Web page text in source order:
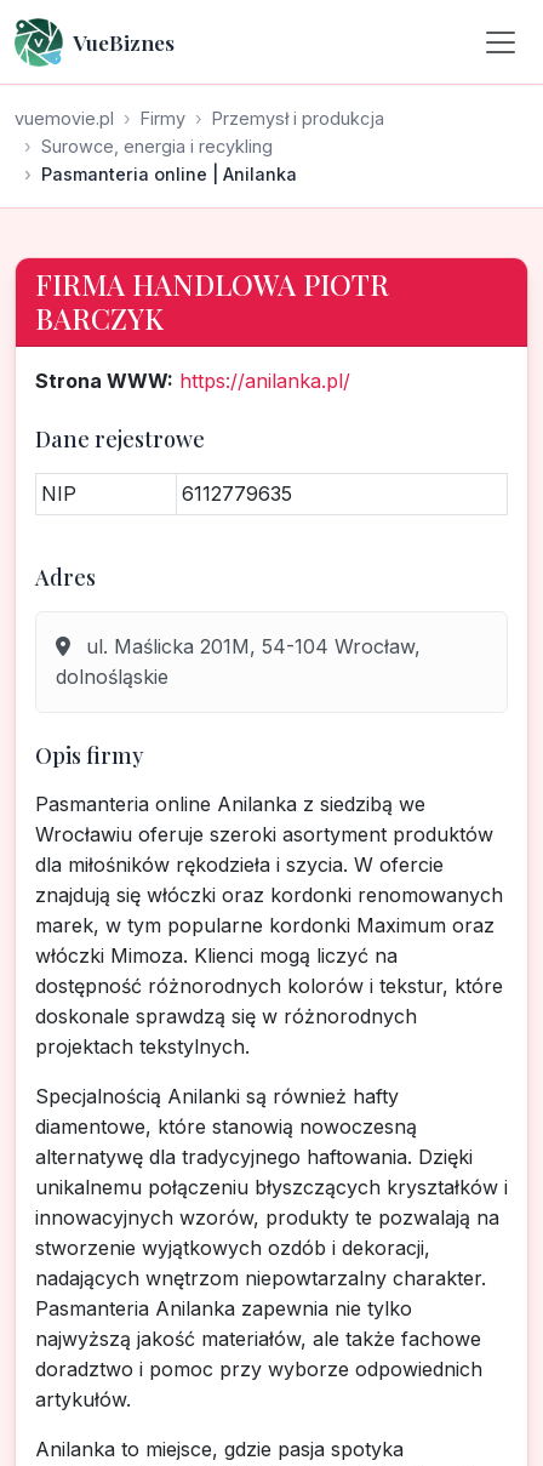
VueBiznes
vuemovie.pl Firmy
Przemysł i produkcja
Surowce, energia i recykling
Pasmanteria online | Anilanka
FIRMA HANDLOWA PIOTR
BARCZYK
Strona WWW: https://anilanka.pl/
Dane rejestrowe
NIP 6112779635
Adres
ul. Maślicka 201M, 54-104 Wrocław,
dolnośląskie
Opis firmy
Pasmanteria online Anilanka z siedzibą we
Wrocławiu oferuje szeroki asortyment produktów
dla miłośników rękodzieła i szycia. W ofercie
znajdują się włóczki oraz kordonki renomowanych
marek, w tym popularne kordonki Maximum oraz
włóczki Mimoza. Klienci mogą liczyć na
dostępność różnorodnych kolorów i tekstur, które
doskonale sprawdzą się w różnorodnych
projektach tekstylnych.
Specjalnością Anilanki są również hafty
diamentowe, które stanowią nowoczesną
alternatywę dla tradycyjnego haftowania. Dzięki
unikalnemu połączeniu błyszczących kryształków i
innowacyjnych wzorów, produkty te pozwalają na
stworzenie wyjątkowych ozdób i dekoracji,
nadających wnętrzom niepowtarzalny charakter.
Pasmanteria Anilanka zapewnia nie tylko
najwyższą jakość materiałów, ale także fachowe
doradztwo i pomoc przy wyborze odpowiednich
artykułów.
Anilanka to miejsce, gdzie pasja spotyka